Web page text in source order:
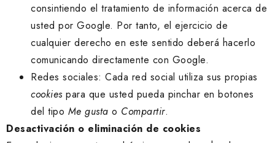
consintiendo el tratamiento de información acerca de
usted por Google. Por tanto, el ejercicio de
cualquier derecho en este sentido deberá hacerlo
comunicando directamente con Google.
Redes sociales: Cada red social utiliza sus propias
cookiespara que usted pueda pinchar en botones
del tipo Me gusta o Compartir.
Desactivación o eliminación de cookies